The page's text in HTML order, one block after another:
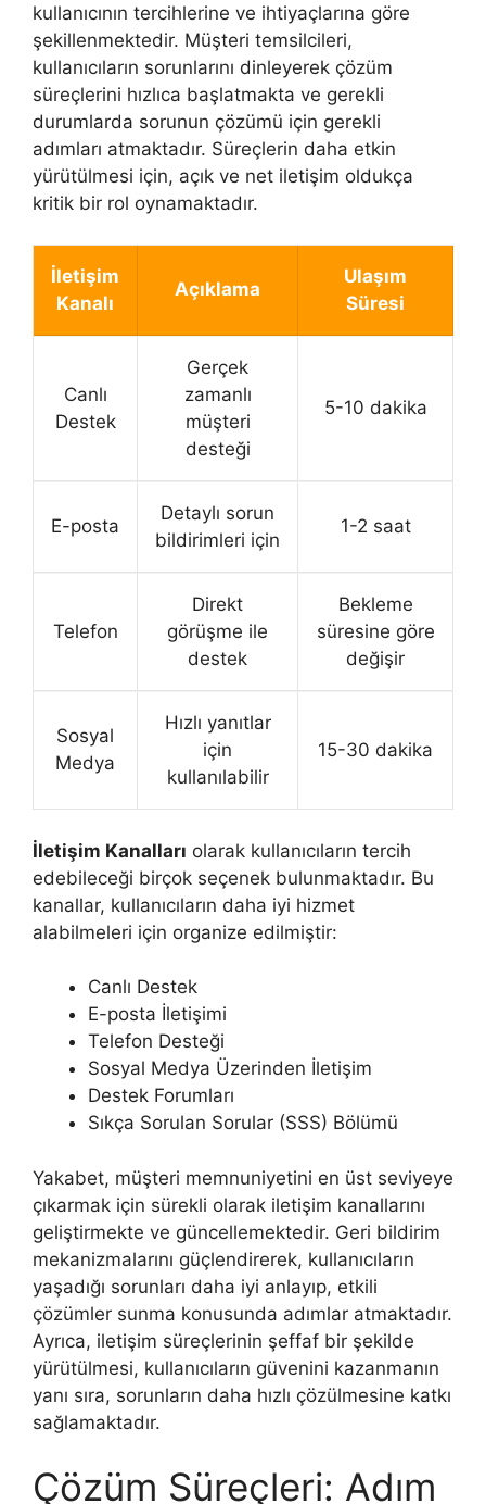
kullanıcının tercihlerine ve ihtiyaçlarına göre
şekillenmektedir. Müşteri temsilcileri,
kullanıcıların sorunlarını dinleyerek çözüm
süreçlerini hızlıca başlatmakta ve gerekli
durumlarda sorunun çözümü için gerekli
adımları atmaktadır. Süreçlerin daha etkin
yürütülmesi için, açık ve net iletişim oldukça
kritik bir rol oynamaktadır.
İletişim
Kanalı
Açıklama
Ulaşım
Süresi
Canlı
Destek
Gerçek
zamanlı
müşteri
desteği
5-10 dakika
E-posta
Detaylı sorun
bildirimleri için
1-2 saat
Telefon
Direkt
görüşme ile
destek
Bekleme
süresine göre
değişir
Sosyal
Medya
Hızlı yanıtlar
için
kullanılabilir
15-30 dakika
İletişim Kanalları olarak kullanıcıların tercih
edebileceği birçok seçenek bulunmaktadır. Bu
kanallar, kullanıcıların daha iyi hizmet
alabilmeleri için organize edilmiştir:
Canlı Destek
E-posta İletişimi
Telefon Desteği
Sosyal Medya Üzerinden İletişim
Destek Forumları
Sıkça Sorulan Sorular (SSS) Bölümü
Yakabet, müşteri memnuniyetini en üst seviyeye
çıkarmak için sürekli olarak iletişim kanallarını
geliştirmekte ve güncellemektedir. Geri bildirim
mekanizmalarını güçlendirerek, kullanıcıların
yaşadığı sorunları daha iyi anlayıp, etkili
çözümler sunma konusunda adımlar atmaktadır.
Ayrıca, iletişim süreçlerinin şeffaf bir şekilde
yürütülmesi, kullanıcıların güvenini kazanmanın
yanı sıra, sorunların daha hızlı çözülmesine katkı
sağlamaktadır.
Çözüm Süreçleri: Adım